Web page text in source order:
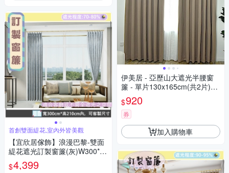
首創雙面緹花,室內外皆美觀
【宜欣居傢飾】浪漫巴黎-雙面
緹花遮光訂製窗簾(灰)W300*H
210cm以內*2片/台灣製MIT
$4,399
伊美居 - 亞歷山大遮光半腰窗
簾 - 單片130x165cm(共2片)二
色
$920
券
加入購物車